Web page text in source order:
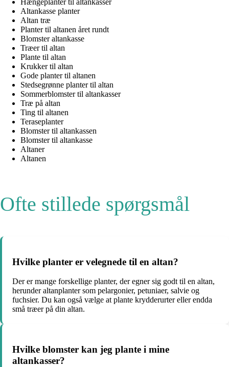
Hængeplanter til altankasser
Altankasse planter
Altan træ
Planter til altanen året rundt
Blomster altankasse
Træer til altan
Plante til altan
Krukker til altan
Gode planter til altanen
Stedsegrønne planter til altan
Sommerblomster til altankasser
Træ på altan
Ting til altanen
Teraseplanter
Blomster til altankassen
Blomster til altankasse
Altaner
Altanen
Ofte stillede spørgsmål
Hvilke planter er velegnede til en altan?
Der er mange forskellige planter, der egner sig godt til en altan,
herunder altanplanter som pelargonier, petuniaer, salvie og
fuchsier. Du kan også vælge at plante krydderurter eller endda
små træer på din altan.
Hvilke blomster kan jeg plante i mine
altankasser?